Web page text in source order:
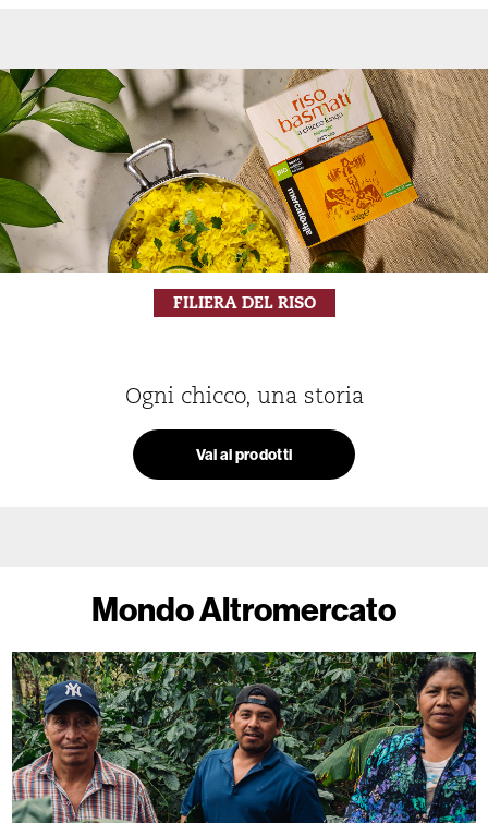
FILIERA DEL RISO
Ogni chicco, una storia
Vai ai prodotti
Mondo Altromercato